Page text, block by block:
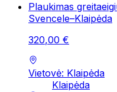
Plaukimas
Svencele–Klaipėda
320,00 €
Vietovė: Klaipėda
Klaipėda